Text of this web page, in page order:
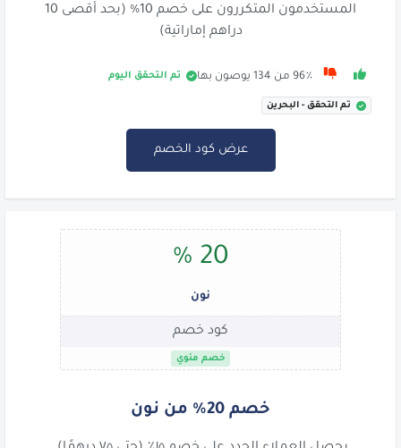
المستخدمون المتكررون على خصم 10% (بحد أقصى 10
دراهم إماراتية)
96٪ من 134 يوصون بها تم التحقق اليوم
تم التحقق - البحرين
عرض كود الخصم
20 %
نون
كود خصم
خصم مئوي
خصم 20% من نون